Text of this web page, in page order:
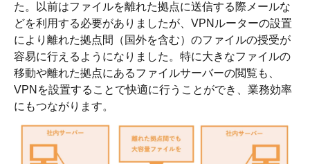
た。以前はファイルを離れた拠点に送信する際メールな
どを利用する必要がありましたが、VPNルーターの設置
により離れた拠点間（国外を含む）のファイルの授受が
容易に行えるようになりました。特に大きなファイルの
移動や離れた拠点にあるファイルサーバーの閲覧も、
VPNを設置することで快適に行うことができ、業務効率
にもつながります。